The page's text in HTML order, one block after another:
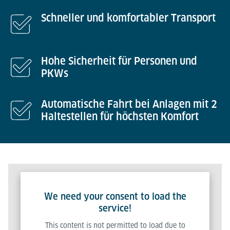
Schneller und komfortabler Transport
Hohe Sicherheit für Personen und
PKWs
Automatische Fahrt bei Anlagen mit 2
Haltestellen für höchsten Komfort
We need your consent to load the
service!
This content is not permitted to load due to